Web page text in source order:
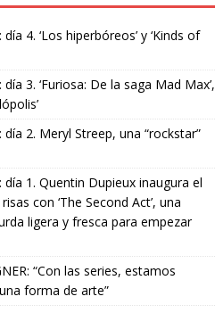
4. ‘Los hiperbóreos’ y ‘Kinds of
3. ‘Furiosa: De la saga Mad Max’,
día 2. Meryl Streep, una “rockstar”
día 1. Quentin Dupieux inaugura el
con ‘The Second Act’, una
ligera y fresca para empezar
“Con las series, estamos
forma de arte”